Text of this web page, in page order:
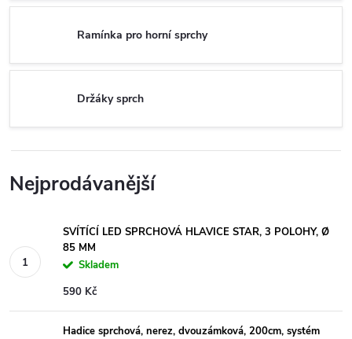
Ramínka pro horní sprchy
Držáky sprch
Nejprodávanější
SVÍTÍCÍ LED SPRCHOVÁ HLAVICE STAR, 3 POLOHY, Ø
85 MM
Skladem
590 Kč
Hadice sprchová, nerez, dvouzámková, 200cm, systém